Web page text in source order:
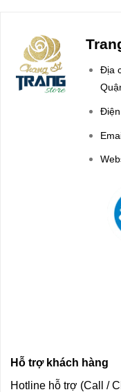
Địa
Hỗ trợ khách hàng
Hotline hỗ trợ (Call /